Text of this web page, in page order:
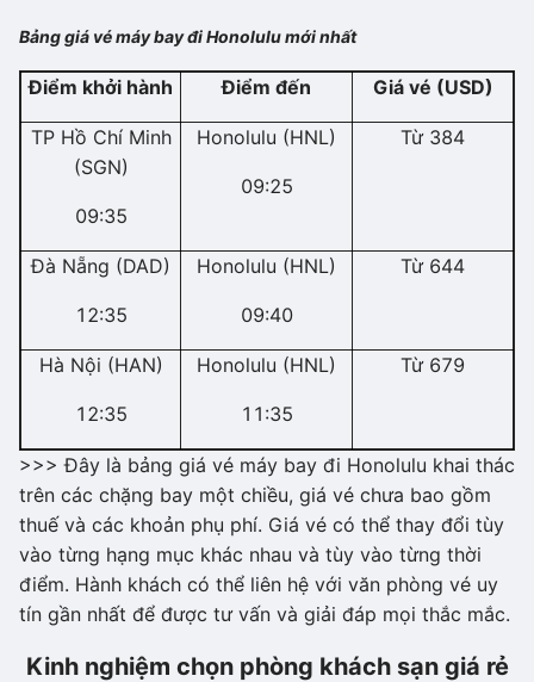
Bảng giá vé máy bay đi Honolulu mới nhất
Điểm khởi hành Điểm đến Giá vé (USD)
TP Hồ Chí Minh
(SGN)
09:35
Honolulu (HNL)
09:25
Từ 384
Đà Nẵng (DAD)
12:35
Honolulu (HNL)
09:40
Từ 644
Hà Nội (HAN)
12:35
Honolulu (HNL)
11:35
Từ 679
>>> Đây là bảng giá vé máy bay đi Honolulu khai thác
trên các chặng bay một chiều, giá vé chưa bao gồm
thuế và các khoản phụ phí. Giá vé có thể thay đổi tùy
vào từng hạng mục khác nhau và tùy vào từng thời
điểm. Hành khách có thể liên hệ với văn phòng vé uy
tín gần nhất để được tư vấn và giải đáp mọi thắc mắc.
Kinh nghiệm chọn phòng khách sạn giá rẻ